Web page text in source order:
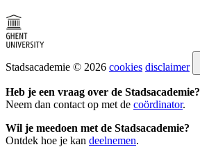
Stadsacademie © 2026 cookies disclaimer
Heb je een vraag over de Stadsacademie?
Neem dan contact op met de coördinator.
Wil je meedoen met de Stadsacademie?
Ontdek hoe je kan deelnemen.